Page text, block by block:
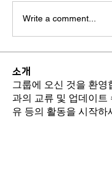
Write a comment...
소개
그룹에 오신 것을 환영
과의 교류 및 업데이트
유 등의 활동을 시작하